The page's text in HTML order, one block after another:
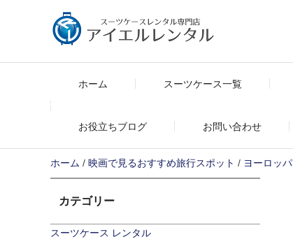
ホーム スーツケース一覧
お役立ちブログ お問い合わせ
ホーム / 映画で見るおすすめ旅行スポット / ヨーロッパ
カテゴリー
スーツケース レンタル